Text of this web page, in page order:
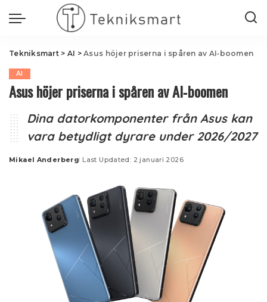
Tekniksmart> AI >Asus höjer priserna i spåren av AI‑boomen
AI
Asus höjer priserna i spåren av AI‑boomen
Dina datorkomponenter från Asus kan
vara betydligt dyrare under 2026/2027
Posted
Mikael Anderberg Last Updated: 2 januari 2026